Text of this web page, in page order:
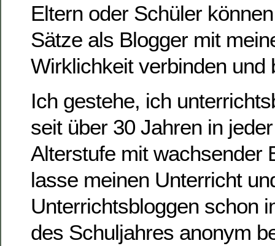
Eltern oder Schüler
Sätze als Blogger mit
Wirklichkeit verbinden und
Ich gestehe, ich
seit über 30 Jahren in
Alterstufe mit wachsender
lasse meinen Unterricht
Unterrichtsbloggen schon
des Schuljahres anonym